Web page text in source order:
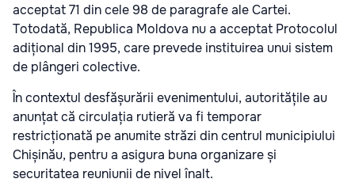
acceptat 71 din cele 98 de paragrafe ale Cartei.
Totodată, Republica Moldova nu a acceptat Protocolul
adițional din 1995, care prevede instituirea unui sistem
de plângeri colective.
În contextul desfășurării evenimentului, autoritățile au
anunțat că circulația rutieră va fi temporar
restricționată pe anumite străzi din centrul municipiului
Chișinău, pentru a asigura buna organizare și
securitatea reuniunii de nivel înalt.